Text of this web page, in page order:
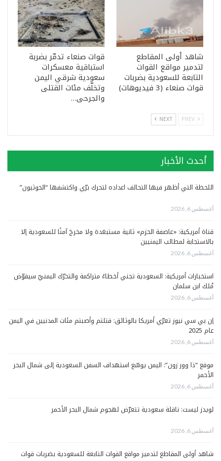
شاهد أولى المقاطع
لتدمير مواقع القوات
التابعة للسعودية بضربات
قوات صنعاء (3 فيديوهات)
قوات صنعاء تدمّر بضربة
استباقية معسكرات
سعودية شرقي اليمن
وتخلّف مئات القتلى
والجرحى…
NEXT
أحدث الأخبار
اللحظة التي أظهر فيها التحالف اعداده لتحرك برّي واكتشفها “الحوثيون”
أغسطس 6, 2026
قناة أمريكية: «عاصفة الحزم» ثانية مستبعَدة ولا مخرجَ آمنًا للسعودية إلا
بالاستجابة لمطالب اليمنيين
أغسطس 6, 2026
استخبارات أمريكية: السعودية تجني أخطاءً متراكمة والتحرّك اليمنيّ سيقوّض
مُلك ابن سلمان
أغسطس 6, 2026
إن بي سي نيوز تعرّي أمريكا بالوثائق: قتلتم وأصبتم مئات المدنيين في اليمن
عام 2025
أغسطس 6, 2026
موقع “ذا وور زون”: اليمن يوسّع استهداف السفن السعودية إلى شمال البحر
الأحمر
أغسطس 6, 2026
لويدز ليست: ناقلة سعودية تتعرّض لهجوم شمال البحر الأحمر
أغسطس 6, 2026
شاهد أولى المقاطع لتدمير مواقع القوات التابعة للسعودية بضربات قوات